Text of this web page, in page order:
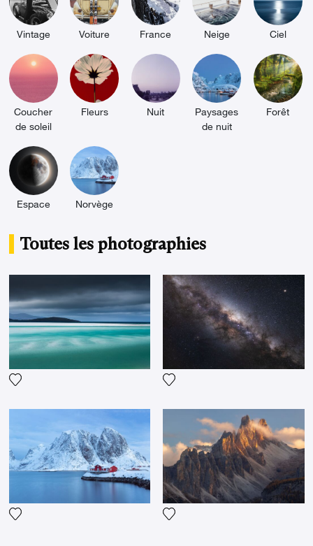
photographie que je pratique, mes photos suivent
un parcours assez elliptique entre architecture,
fais exactement mais c'est un peu de tout cela ! "
Vintage Voiture France Neige Ciel
Coucher
de soleil
Fleurs Nuit
Paysages
de nuit
Forêt
Espace Norvège
Toutes les photographies